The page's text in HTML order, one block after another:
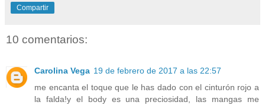
Compartir
10 comentarios:
Carolina Vega 19 de febrero de 2017 a las 22:57
me encanta el toque que le has dado con el cinturón rojo a
la falda!y el body es una preciosidad, las mangas me